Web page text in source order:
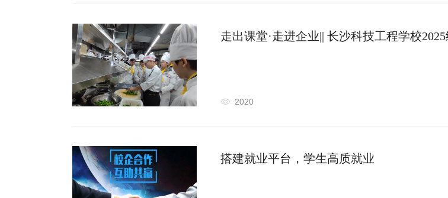
走出课堂·走进企业|| 长沙科技工程学校
2020
搭建就业平台，学生高质就业